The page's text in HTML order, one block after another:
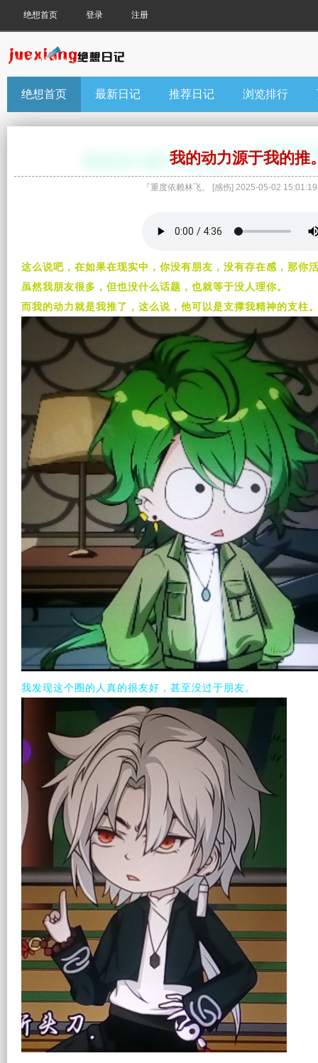
绝想首页 登录 注册
绝想首页 最新日记 推荐日记 浏览排行
我的动力源于我的推
『重度依赖林飞。 [感伤] 2025-05-02 15:01:19
这么说吧，在如果在现实中，你没有朋友 ，没有存在感，那你
虽然我朋友很多，但也没什么话题，也就等于没人理你。
而我的动力就是我推了，这么说，他可以是支撑我精神的支柱
我发现这个圈的人真的很友好，甚至没过于朋友。